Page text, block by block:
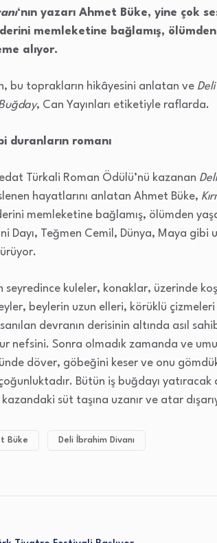
‘nın yazarı Ahmet Büke, yine çok
memleketine bağlamış,
alıyor.
bu toprakların hikâyesini anlatan ve
Buğday, Can Yayınları etiketiyle raflarda.
duranların romanı
Türkali Roman Ödülü’nü kazanan
hayatlarını anlatan Ahmet Büke,
memleketine bağlamış, ölümden
Dayı, Teğmen Cemil, Dünya, Maya
seyredince kuleler, konaklar, üzerinde
beylerin uzun elleri, körüklü
devranın derisinin altında asıl
nefsini. Sonra olmadık zamanda ve
döver, göbeğini keser ve onu
Bütün iş buğdayı
süt taşına uzanır ve atar
Büke Deli İbrahim Divanı